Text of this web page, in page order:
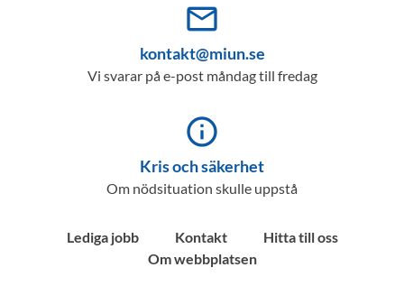
mail_outline
kontakt@miun.se
Vi svarar på e-post måndag till fredag
info_outline
Kris och säkerhet
Om nödsituation skulle uppstå
Lediga jobb Kontakt
Hitta till oss
Om webbplatsen